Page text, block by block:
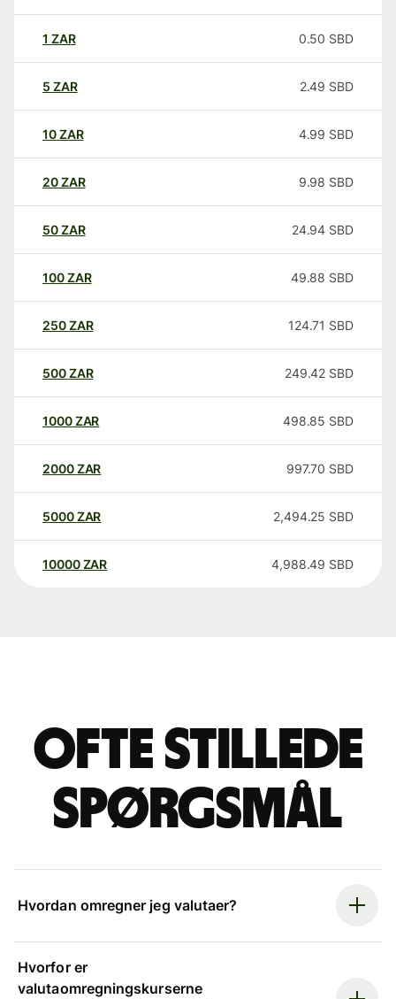
1 ZAR 0.50 SBD
5 ZAR 2.49 SBD
10ZAR 4.99 SBD
20ZAR 9.98 SBD
50ZAR 24.94 SBD
100ZAR 49.88 SBD
250ZAR 124.71 SBD
500ZAR 249.42 SBD
1000ZAR 498.85 SBD
2000ZAR 997.70 SBD
5000ZAR 2,494.25 SBD
10000 ZAR 4,988.49 SBD
Ofte stillede
spørgsmål
Hvordan omregner jeg valutaer?
Hvorfor er
valutaomregningskurserne